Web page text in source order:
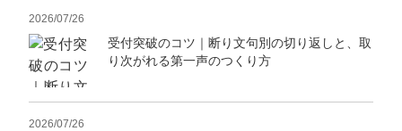
コンサルタント一覧
品質ガイドライン
社内コンペ
定額制Webマーケティング代行『マキトルく
ん』
定額制営業代行『カリトルくん』
定額制採用代行・RPO『トルトルくん』
オリジナルサービス
格安でAI導入支援『あいのりAI』
拡散付1日密着動画制作『まるごと社長』
実績
お役立ち資料
オンラインサロン
StockSun道場
道場TOP
年収エージェント
2026/07/26
受付突破のコツ｜断り文句別の切り返しと、取
り次がれる第一声のつくり方
2026/07/26